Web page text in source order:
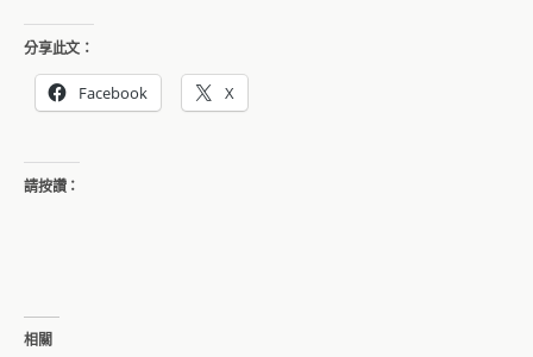
分享此文：
Facebook X
請按讚：
相關